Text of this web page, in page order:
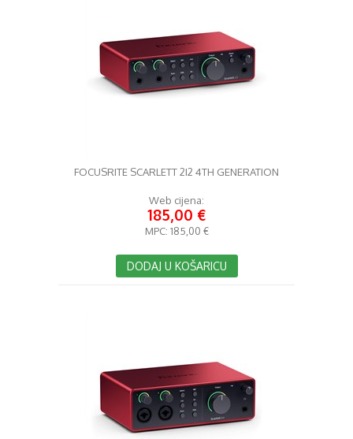
FOCUSRITE SCARLETT 2I2 4TH GENERATION
Web cijena:
185,00 €
MPC: 185,00 €
DODAJ U KOŠARICU